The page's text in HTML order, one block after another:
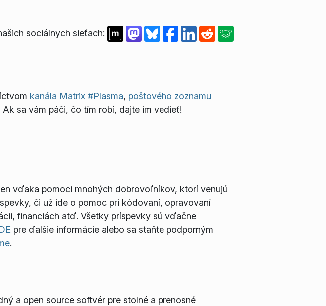
sociálnych sieťach:
kanála Matrix #Plasma, poštového zoznamu
Ak sa vám páči, čo tím robí, dajte im vedieť!
vďaka pomoci mnohých dobrovoľníkov, ktorí venujú
či už ide o pomoc pri kódovaní, opravovaní
financiách atď. Všetky príspevky sú vďačne
pre ďalšie informácie alebo sa staňte podporným
.
a open source softvér pre stolné a prenosné